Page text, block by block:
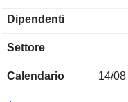
dell'Asia meridionale,
segmento Altri è
Dipendenti
Settore
Calendario 14/08